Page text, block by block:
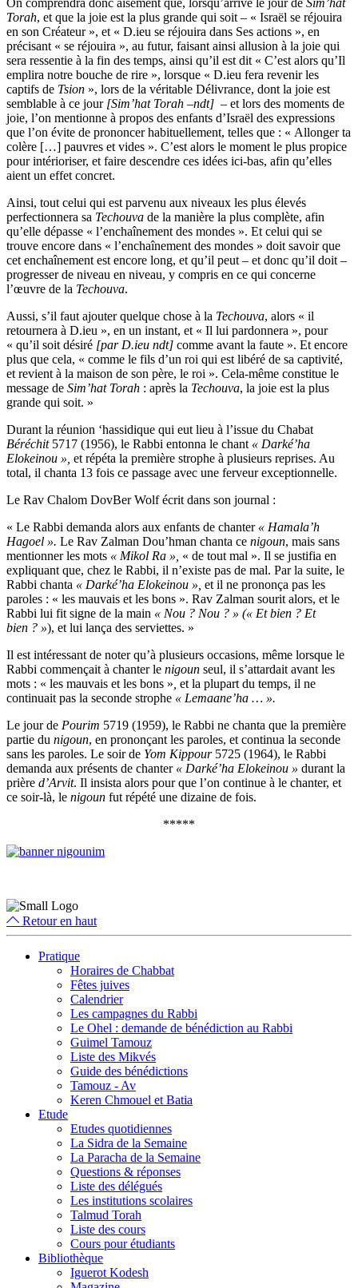
Torah, et que la joie est la plus grande qui soit – « Israël se réjouira
en son Créateur », et « D.ieu se réjouira dans Ses actions », en
précisant « se réjouira », au futur, faisant ainsi allusion à la joie qui
sera ressentie à la fin des temps, ainsi qu’il est dit « C’est alors qu’Il
emplira notre bouche de rire », lorsque « D.ieu fera revenir les
captifs de Tsion », lors de la véritable Délivrance, dont la joie est
semblable à ce jour [Sim’hat Torah –ndt] – et lors des moments de
joie, l’on mentionne à propos des enfants d’Israël des expressions
que l’on évite de prononcer habituellement, telles que : « Allonger ta
colère […] pauvres et vides ». C’est alors le moment le plus propice
pour intérioriser, et faire descendre ces idées ici-bas, afin qu’elles
aient un effet concret.
Ainsi, tout celui qui est parvenu aux niveaux les plus élevés
perfectionnera sa Techouva de la manière la plus complète, afin
qu’elle dépasse « l’enchaînement des mondes ». Et celui qui se
trouve encore dans « l’enchaînement des mondes » doit savoir que
cet enchaînement est encore long, et qu’il peut – et donc qu’il doit –
progresser de niveau en niveau, y compris en ce qui concerne
l’œuvre de la Techouva.
Aussi, s’il faut ajouter quelque chose à la Techouva, alors « il
retournera à D.ieu », en un instant, et « Il lui pardonnera », pour
« qu’il soit désiré [par D.ieu ndt] comme avant la faute ». Et encore
plus que cela, « comme le fils d’un roi qui est libéré de sa captivité,
et revient à la maison de son père, le roi ». Cela-même constitue le
message de Sim’hat Torah : après la Techouva, la joie est la plus
grande qui soit. »
Durant la réunion ‘hassidique qui eut lieu à l’issue du Chabat
Béréchit5717 (1956), le Rabbi entonna le chant « Darké’ha
Elokeinou », et répéta la première strophe à plusieurs reprises. Au
total, il chanta 13 fois ce passage avec une ferveur exceptionnelle.
Le Rav Chalom DovBer Wolf écrit dans son journal :
« Le Rabbi demanda alors aux enfants de chanter « Hamala’h
Hagoel ». Le Rav Zalman Dou’hman chanta ce nigoun, mais sans
mentionner les mots « Mikol Ra », « de tout mal ». Il se justifia en
expliquant que, chez le Rabbi, il n’existe pas de mal. Par la suite, le
Rabbi chanta « Darké’ha Elokeinou », et il ne prononça pas les
paroles : « les mauvais et les bons ». Rav Zalman sourit alors, et le
Rabbi lui fit signe de la main « Nou ? Nou ? » (« Et bien ? Et
bien ? »), et lui lança des serviettes. »
Il est intéressant de noter qu’à plusieurs occasions, même lorsque le
Rabbi commençait à chanter le nigoun seul, il s’attardait avant les
mots : « les mauvais et les bons » et la plupart du temps, il ne
continuait pas la seconde strophe « Lemaane’ha … ».
Le jour de Pourim 5719 (1959), le Rabbi ne chanta que la première
partie du nigoun, en prononçant les paroles, et continua la seconde
sans les paroles. Le soir de Yom Kippour5725 (1964), le Rabbi
demanda aux présents de chanter « Darké’ha Elokeinou » durant la
prière d’Arvit. Il insista alors pour que l’on continue à le chanter, et
ce soir-là, le nigoun fut répété une dizaine de fois.
*****
Retour en haut
Pratique
Horaires de Chabbat
Fêtes juives
Calendrier
Les campagnes du Rabbi
Le Ohel : demande de bénédiction au Rabbi
Guimel Tamouz
Liste des Mikvés
Guide des bénédictions
Tamouz - Av
Keren Chmouel et Batia
Etude
Etudes quotidiennes
La Sidra de la Semaine
La Paracha de la Semaine
Questions & réponses
Liste des délégués
Les institutions scolaires
Talmud Torah
Liste des cours
Cours pour étudiants
Bibliothèque
Iguerot Kodesh